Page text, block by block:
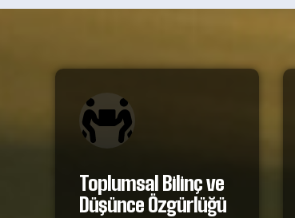
Toplumsal Bilinç ve
Düşünce Özgürlüğü